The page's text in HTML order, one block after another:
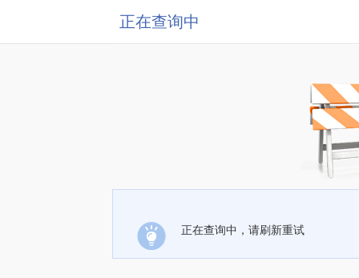
正在查询中
正在查询中，请刷新重试